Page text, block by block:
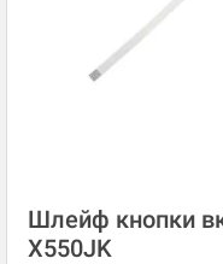
Шлейф кнопки
X550JK